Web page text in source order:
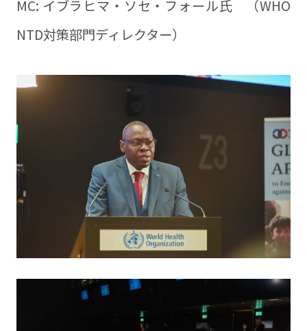
MC: イブラヒマ・ソセ・フォール氏 （WHO
NTD対策部門ディレクター）